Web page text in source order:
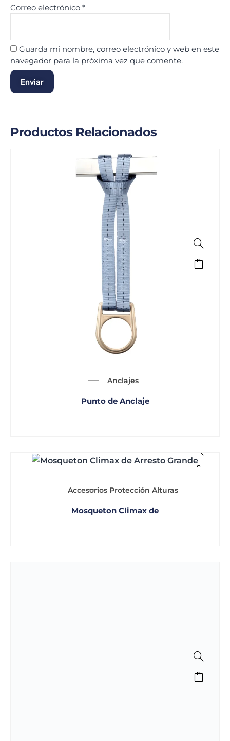
Correo electrónico *
Guarda mi nombre, correo electrónico y web en este
navegador para la próxima vez que comente.
Productos Relacionados
Anclajes
Punto de Anclaje
Accesorios Protección Alturas
Mosqueton Climax de